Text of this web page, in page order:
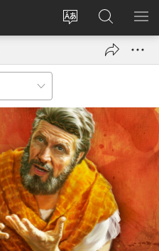
Промени
Пријава
(отвара
Претрага
сајта
JW.ORG